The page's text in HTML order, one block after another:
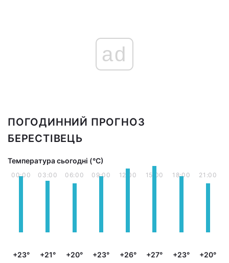
ad
ПОГОДИННИЙ ПРОГНОЗ
БЕРЕСТІВЕЦЬ
Температура сьогодні (°С)
00:00
+23°
03:00
+21°
06:00
+20°
09:00
+23°
12:00
+26°
15:00
+27°
18:00
+23°
21:00
+20°